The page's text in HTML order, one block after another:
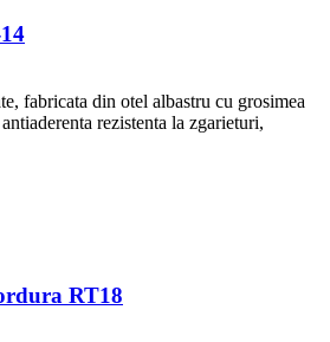
fabricata din otel albastru cu grosimea
rezistenta la zgarieturi,
RT18